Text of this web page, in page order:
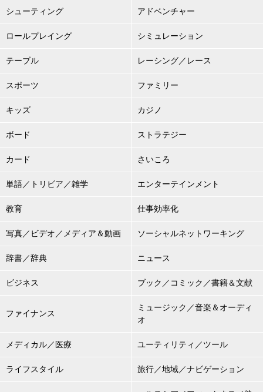
シューティング アドベンチャー
ロールプレイング シミュレーション
テーブル レーシング／レース
スポーツ ファミリー
キッズ カジノ
ボード ストラテジー
カード さいころ
単語／トリビア／雑学 エンターテインメント
教育 仕事効率化
写真／ビデオ／メディア＆動画 ソーシャルネットワーキング
辞書／辞典 ニュース
ビジネス ブック／コミック／書籍＆文献
ファイナンス
ミュージック／音楽＆オーディ
オ
メディカル／医療 ユーティリティ／ツール
ライフスタイル 旅行／地域／ナビゲーション